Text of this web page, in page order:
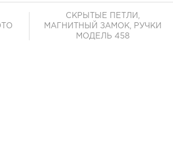
СКРЫТЫЕ ПЕТЛИ,
МАГНИТНЫЙ ЗАМОК, РУЧКИ
МОДЕЛЬ 458